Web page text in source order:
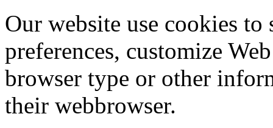
Our website use cookies
preferences, customize
browser type or other
their webbrowser.